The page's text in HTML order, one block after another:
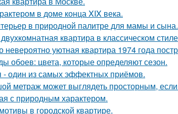
в доме конца XIX века.
в природной палитре для мамы и сына.
квартира в классическом
уютная квартира 1974 года
обоев: цвета, которые определяют сезон.
- один из самых эффектных приёмов.
метраж может выглядеть просторным, если
с природным характером.
в городской квартире.